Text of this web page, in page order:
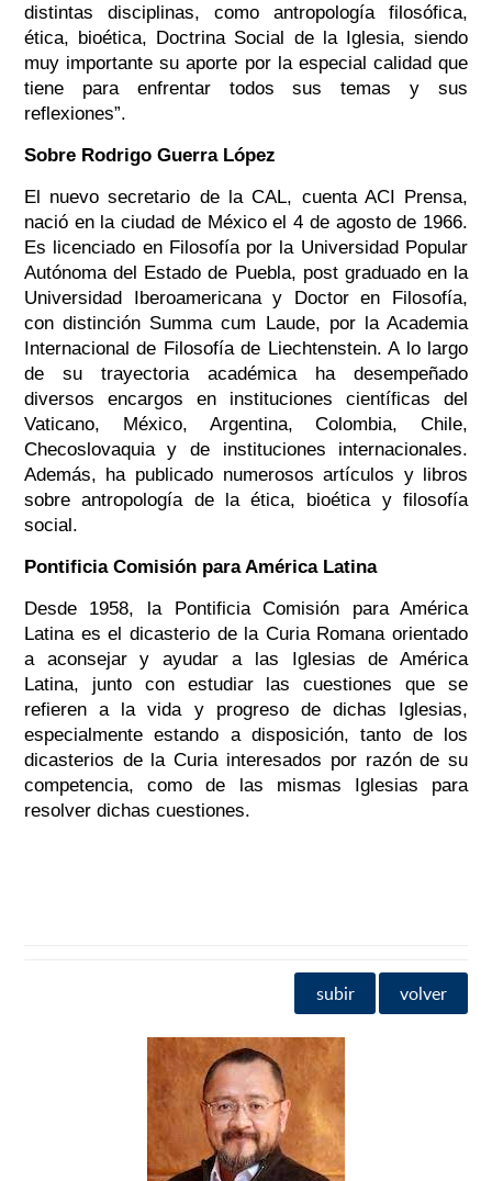
distintas disciplinas, como antropología filosófica,
ética, bioética, Doctrina Social de la Iglesia, siendo
muy importante su aporte por la especial calidad que
tiene para enfrentar todos sus temas y sus
reflexiones”.
Sobre Rodrigo Guerra López
El nuevo secretario de la CAL, cuenta ACI Prensa,
nació en la ciudad de México el 4 de agosto de 1966.
Es licenciado en Filosofía por la Universidad Popular
Autónoma del Estado de Puebla, post graduado en la
Universidad Iberoamericana y Doctor en Filosofía,
con distinción Summa cum Laude, por la Academia
Internacional de Filosofía de Liechtenstein. A lo largo
de su trayectoria académica ha desempeñado
diversos encargos en instituciones científicas del
Vaticano, México, Argentina, Colombia, Chile,
Checoslovaquia y de instituciones internacionales.
Además, ha publicado numerosos artículos y libros
sobre antropología de la ética, bioética y filosofía
social.
Pontificia Comisión para América Latina
Desde 1958, la Pontificia Comisión para América
Latina es el dicasterio de la Curia Romana orientado
a aconsejar y ayudar a las Iglesias de América
Latina, junto con estudiar las cuestiones que se
refieren a la vida y progreso de dichas Iglesias,
especialmente estando a disposición, tanto de los
dicasterios de la Curia interesados por razón de su
competencia, como de las mismas Iglesias para
resolver dichas cuestiones.
subir volver